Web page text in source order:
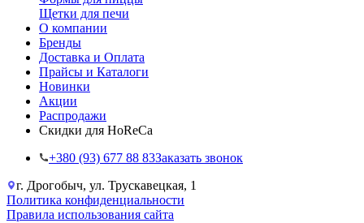
Щетки для печи
О компании
Бренды
Доставка и Оплата
Прайсы и Каталоги
Новинки
Акции
Распродажи
Скидки для HoReCa
+38‎0 (93) 677 88 83Заказать звонок
г. Дрогобыч, ул. Трускавецкая, 1
Политика конфиденциальности
Правила использования сайта